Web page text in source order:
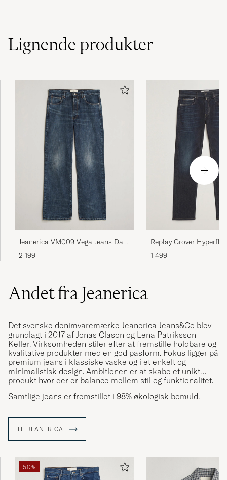
Lignendeprodukter
Jeanerica VM009 Vega Jeans Dark
Blue Righe
2 199,-
Replay Grover
Dark Blue
1 499,-
Andet fra Jeanerica
Det svenske denimvaremærke Jeanerica Jeans&Co blev
grundlagt i 2017 af Jonas Clason og Lena Patriksson
Keller. Virksomheden stiler efter at fremstille holdbare og
kvalitative produkter med en god pasform. Fokus ligger på
premium jeans i klassiske vaske og i et enkelt og
minimalistisk design. Ambitionen er at skabe et unikt
produkt hvor der er balance mellem stil og funktionalitet.
Samtlige jeans er fremstillet i 98% økologisk bomuld.
TIL JEANERICA
50%